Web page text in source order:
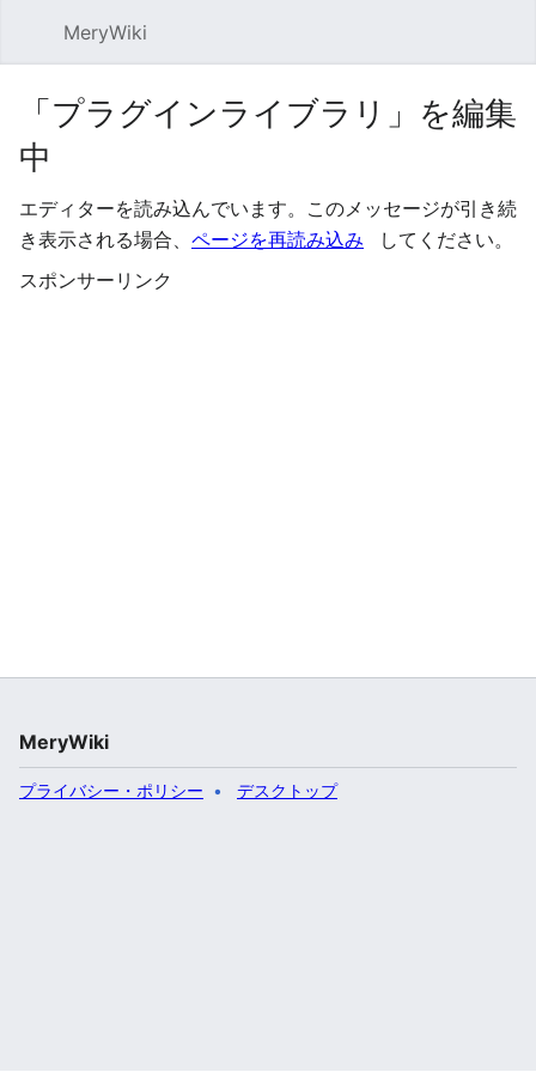
MeryWiki
「プラグインライブラリ」を編集
中
エディターを読み込んでいます。このメッセージが引き続
き表示される場合、 ページを再読み込み
してください。
スポンサーリンク
MeryWiki
プライバシー・ポリシー デスクトップ